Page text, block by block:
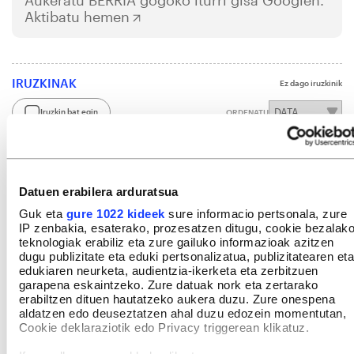
Datuen erabilera arduratsua
Guk eta gure 1022 kideek sure informacio pertsonala, zure
IP zenbakia, esaterako, prozesatzen ditugu, cookie bezalako
teknologiak erabiliz eta zure gailuko informazioak azitzen
dugu publizitate eta eduki pertsonalizatua, publizitatearen eta
edukiaren neurketa, audientzia-ikerketa eta zerbitzuen
garapena eskaintzeko. Zure datuak nork eta zertarako
erabiltzen dituen hautatzeko aukera duzu. Zure onespena
aldatzen edo deuseztatzen ahal duzu edozein momentutan,
Cookie deklaraziotik edo Privacy triggerean klikatuz.
Aktibatu hemen
IRUZKINAK Ez dago iruzkinik
Iruzkin bat egin ORDENATU